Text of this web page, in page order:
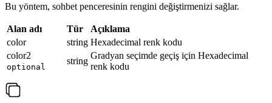
Bu yöntem, sohbet penceresinin rengini değiştirmenizi sağlar.
Alan adı Tür
Açıklama
color
string Hexadecimal renk kodu
color2
optional
string
Gradyan seçimde geçiş için Hexadecimal
renk kodu